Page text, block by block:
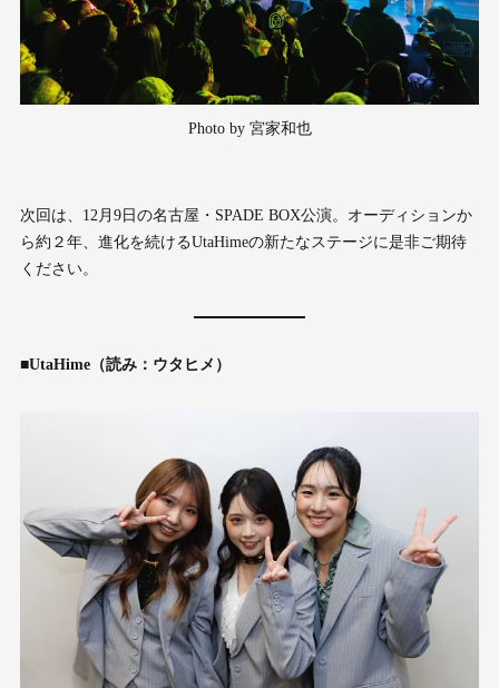
Photo by 宮家和也
次回は、12月9日の名古屋・SPADE BOX公演。オーディションか
ら約２年、進化を続けるUtaHimeの新たなステージに是非ご期待
ください。
■UtaHime（読み：ウタヒメ）